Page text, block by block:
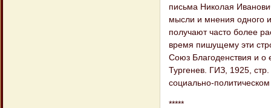
письма Николая
мысли и мнения одного
получают часто более
время пишущему эти
Союз Благоденствия и о
Тургенев. ГИЗ, 1925,
социально-
*****